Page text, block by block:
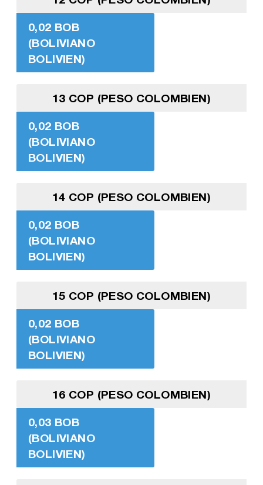
0,02 BOB
(BOLIVIANO
BOLIVIEN)
13 COP (PESO COLOMBIEN)
0,02 BOB
(BOLIVIANO
BOLIVIEN)
14 COP (PESO COLOMBIEN)
0,02 BOB
(BOLIVIANO
BOLIVIEN)
15 COP (PESO COLOMBIEN)
0,02 BOB
(BOLIVIANO
BOLIVIEN)
16 COP (PESO COLOMBIEN)
0,03 BOB
(BOLIVIANO
BOLIVIEN)